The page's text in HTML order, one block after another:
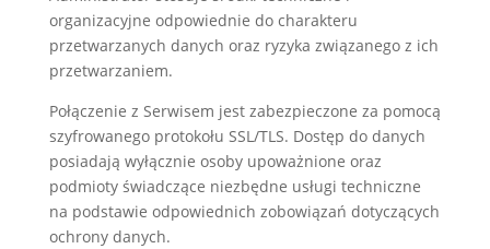
organizacyjne odpowiednie do charakteru
przetwarzanych danych oraz ryzyka związanego z ich
przetwarzaniem.
Połączenie z Serwisem jest zabezpieczone za pomocą
szyfrowanego protokołu SSL/TLS. Dostęp do danych
posiadają wyłącznie osoby upoważnione oraz
podmioty świadczące niezbędne usługi techniczne
na podstawie odpowiednich zobowiązań dotyczących
ochrony danych.